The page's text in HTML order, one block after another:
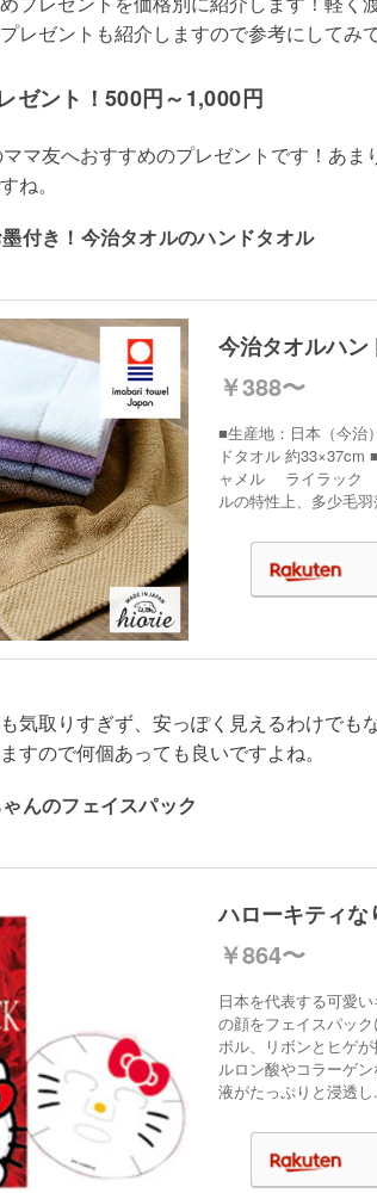
レゼントも紹介しますので参考にしてみ
ゼント！500円～1,000円
マ友へおすすめのプレゼントです！あま
ね。
付き！今治タオルのハンドタオル
今治タオルハン
￥388〜
■生産地：日本（今治
ドタオル 約
ャメル ライラック
ルの特性上、多少毛
気取りすぎず、安っぽく見えるわけでも
すので何個あっても良いですよね。
んのフェイスパック
ハローキティな
￥864〜
日本を代表する可愛
の顔をフェイスパッ
ボル、リボンとヒゲ
ルロン酸やコラーゲ
液がたっぷりと浸透